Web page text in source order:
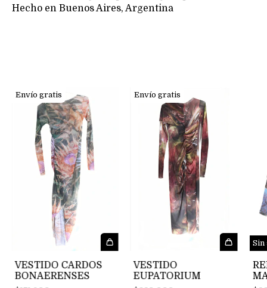
Hecho en Buenos Aires, Argentina
Envío gratis
VESTIDO CARDOS
BONAERENSES
Envío gratis
VESTIDO
EUPATORIUM
Sin